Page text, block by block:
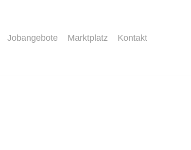
Jobangebote Marktplatz Kontakt